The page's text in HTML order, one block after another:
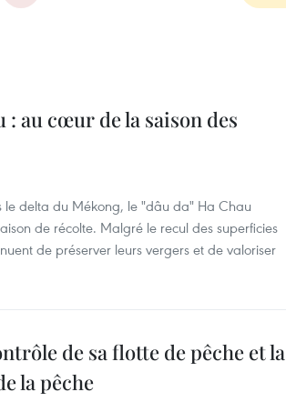
: au cœur de la saison des
delta du Mékong, le "dâu da" Ha Chau
de récolte. Malgré le recul des superficies
de préserver leurs vergers et de valoriser
de sa flotte de pêche et la
la pêche